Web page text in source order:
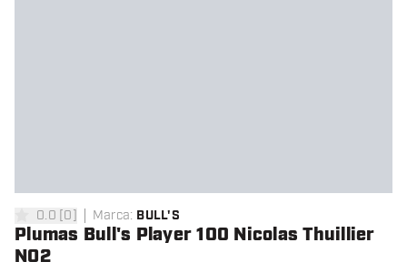
0 estrellas de puntuación
0.0 [0] Marca: BULL'S
Plumas Bull's Player 100 Nicolas Thuillier
NO2